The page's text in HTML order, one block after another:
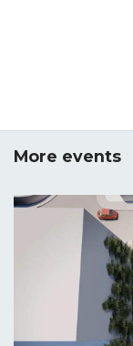
More events